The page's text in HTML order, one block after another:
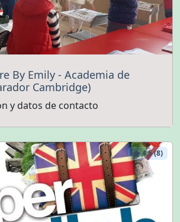
By Emily - Academia de
Cambridge)
y datos de contacto
4.5 (8)